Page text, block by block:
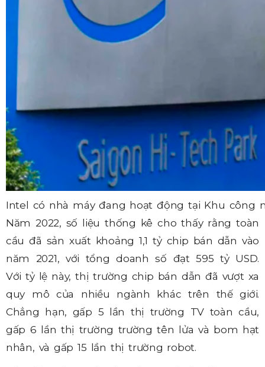
Intel có nhà máy đang hoạt động tại Khu công
Năm 2022, số liệu thống kê cho thấy rằng toàn
cầu đã sản xuất khoảng 1,1 tỷ chip bán dẫn vào
năm 2021, với tổng doanh số đạt 595 tỷ USD.
Với tỷ lệ này, thị trường chip bán dẫn đã vượt xa
quy mô của nhiều ngành khác trên thế giới.
Chẳng hạn, gấp 5 lần thị trường TV toàn cầu,
gấp 6 lần thị trường trường tên lửa và bom hạt
nhân, và gấp 15 lần thị trường robot.